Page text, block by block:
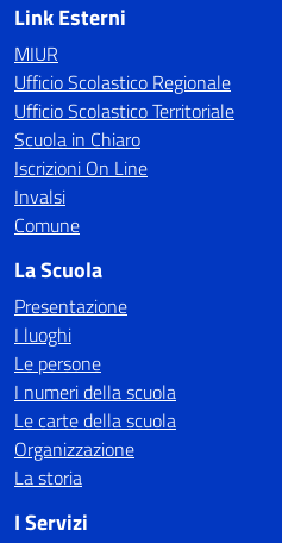
Link Esterni
MIUR
Ufficio Scolastico Regionale
Ufficio Scolastico Territoriale
Scuola in Chiaro
Iscrizioni On Line
Invalsi
Comune
La Scuola
Presentazione
I luoghi
Le persone
I numeri della scuola
Le carte della scuola
Organizzazione
La storia
I Servizi